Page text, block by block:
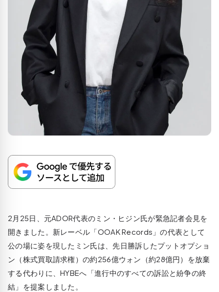
2月25日、元ADOR代表のミン・ヒジン氏が緊急記者会見を
開きました。新レーベル「OOAK Records」の代表として
公の場に姿を現したミン氏は、先日勝訴したプットオプショ
ン（株式買取請求権）の約256億ウォン（約28億円）を放棄
する代わりに、HYBEへ「進行中のすべての訴訟と紛争の終
結」を提案しました。